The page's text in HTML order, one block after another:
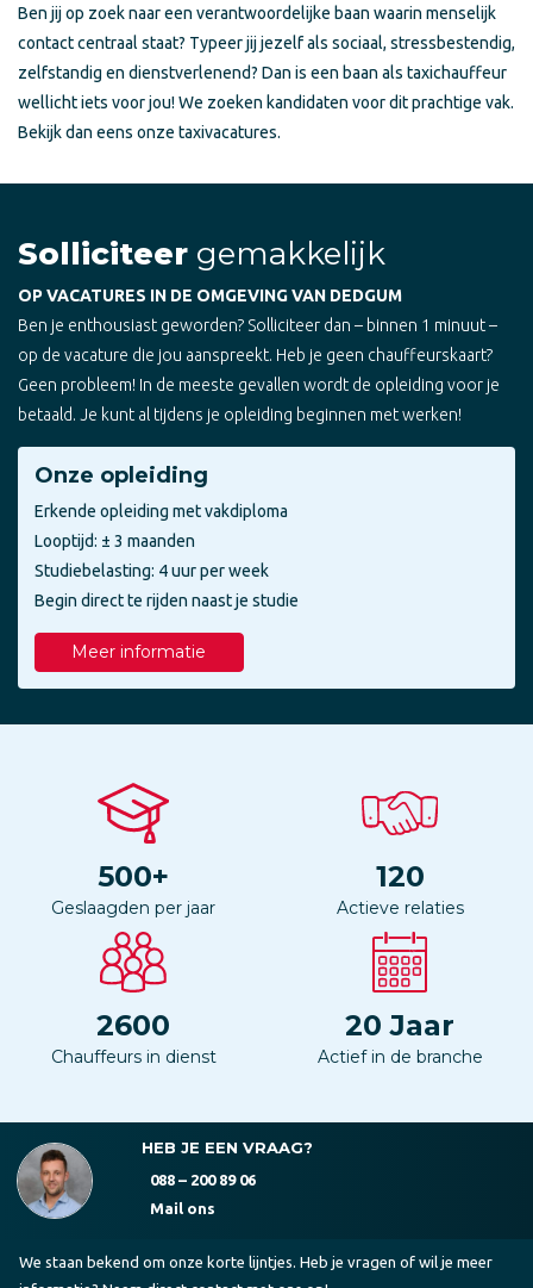
Ben jij op zoek naar een verantwoordelijke baan waarin menselijk
contact centraal staat? Typeer jij jezelf als sociaal, stressbestendig,
zelfstandig en dienstverlenend? Dan is een baan als taxichauffeur
wellicht iets voor jou! We zoeken kandidaten voor dit prachtige vak.
Bekijk dan eens onze taxivacatures.
Solliciteer gemakkelijk
OP VACATURES IN DE OMGEVING VAN DEDGUM
Ben je enthousiast geworden? Solliciteer dan – binnen 1 minuut –
op de vacature die jou aanspreekt. Heb je geen chauffeurskaart?
Geen probleem! In de meeste gevallen wordt de opleiding voor je
betaald. Je kunt al tijdens je opleiding beginnen met werken!
Onze opleiding
Erkende opleiding met vakdiploma
Looptijd: ± 3 maanden
Studiebelasting: 4 uur per week
Begin direct te rijden naast je studie
Meer informatie
500+
Geslaagden per jaar
120
Actieve relaties
2600
Chauffeurs in dienst
20 Jaar
Actief in de branche
HEB JE EEN VRAAG?
088 – 200 89 06
Mail ons
We staan bekend om onze korte lijntjes. Heb je vragen of wil je meer